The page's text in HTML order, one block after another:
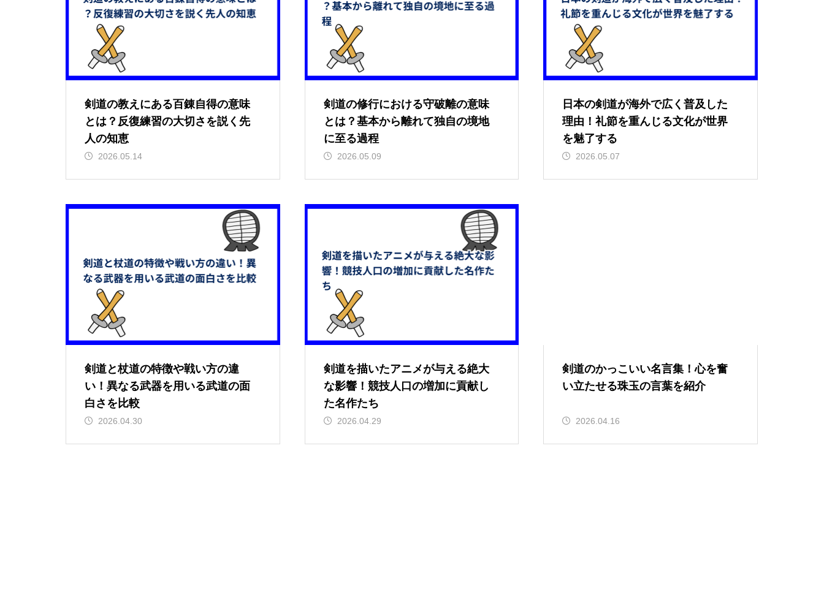
剣道の教えにある百錬自得の意味
とは？反復練習の大切さを説く先
人の知恵
2026.05.14
剣道の修行における守破離の意味
とは？基本から離れて独自の境地
に至る過程
2026.05.09
日本の剣道が海外で広く普及した
理由！礼節を重んじる文化が世界
を魅了する
2026.05.07
剣道と杖道の特徴や戦い方の違
い！異なる武器を用いる武道の面
白さを比較
2026.04.30
剣道を描いたアニメが与える絶大
な影響！競技人口の増加に貢献し
た名作たち
2026.04.29
剣道のかっこいい名言集！心を奮
い立たせる珠玉の言葉を紹介
2026.04.16